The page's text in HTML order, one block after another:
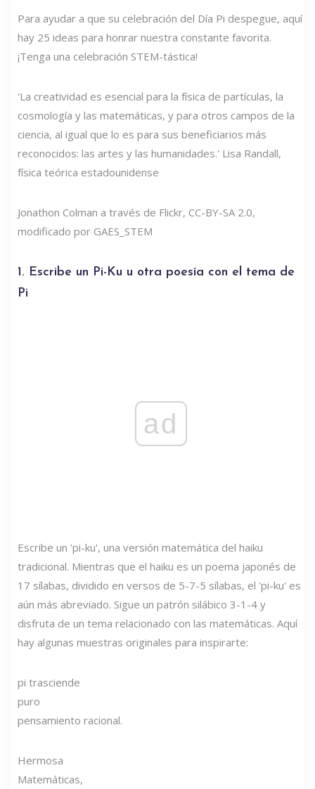
Para ayudar a que su celebración del Día Pi despegue, aquí
hay 25 ideas para honrar nuestra constante favorita.
¡Tenga una celebración STEM-tástica!
'La creatividad es esencial para la física de partículas, la
cosmología y las matemáticas, y para otros campos de la
ciencia, al igual que lo es para sus beneficiarios más
reconocidos: las artes y las humanidades.' Lisa Randall,
física teórica estadounidense
Jonathon Colman a través de Flickr, CC-BY-SA 2.0,
modificado por GAES_STEM
1. Escribe un Pi-Ku u otra poesía con el tema de
Pi
ad
Escribe un 'pi-ku', una versión matemática del haiku
tradicional. Mientras que el haiku es un poema japonés de
17 sílabas, dividido en versos de 5-7-5 sílabas, el 'pi-ku' es
aún más abreviado. Sigue un patrón silábico 3-1-4 y
disfruta de un tema relacionado con las matemáticas. Aquí
hay algunas muestras originales para inspirarte:
pi trasciende
puro
pensamiento racional.
Hermosa
Matemáticas,